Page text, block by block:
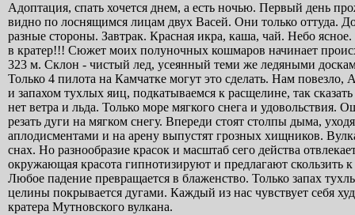
Адоптация, спать хочется днем, а есть ночью. Первый день
видно по лоснящимся лицам двух Васей. Они только оттуда.
разные стороны. Завтрак. Красная икра, каша, чай. Небо
в кратер!!! Сюжет моих полуночных кошмаров начинает
323 м. Склон - чистый лед, усеянный теми же ледяными
Только 4 пилота на Камчатке могут это сделать. Нам повезло,
и запахом тухлых яиц, подкатываемся к расщелине, так
нет ветра и льда. Только море мягкого снега и
резать дуги на мягком снегу. Впереди стоят столпы дыма,
аплодисментами и на арену выпустят грозных хищников.
снах. Но разнообразие красок и масштаб сего действа
окружающая красота гипнотизируют и предлагают
Любое падение превращается в блаженство. Только запах
целины покрывается дугами. Каждый из нас чувствует себя
кратера Мутновского вулкана.